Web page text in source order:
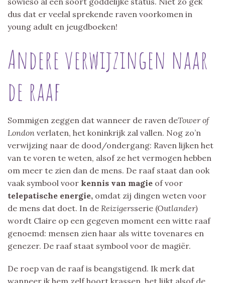
dus dat er veelal sprekende raven voorkomen in
young adult en jeugdboeken!
Andere verwijzingen naar
de raaf
Sommigen zeggen dat wanneer de raven deTower of
London verlaten, het koninkrijk zal vallen. Nog zo’n
verwijzing naar de dood/ondergang: Raven lijken het
van te voren te weten, alsof ze het vermogen hebben
om meer te zien dan de mens. De raaf staat dan ook
vaak symbool voor kennis van magie of voor
telepatische energie, omdat zij dingen weten voor
de mens dat doet. In de Reizigersserie (Outlander)
wordt Claire op een gegeven moment een witte raaf
genoemd: mensen zien haar als witte tovenares en
genezer. De raaf staat symbool voor de magiër.
De roep van de raaf is beangstigend. Ik merk dat